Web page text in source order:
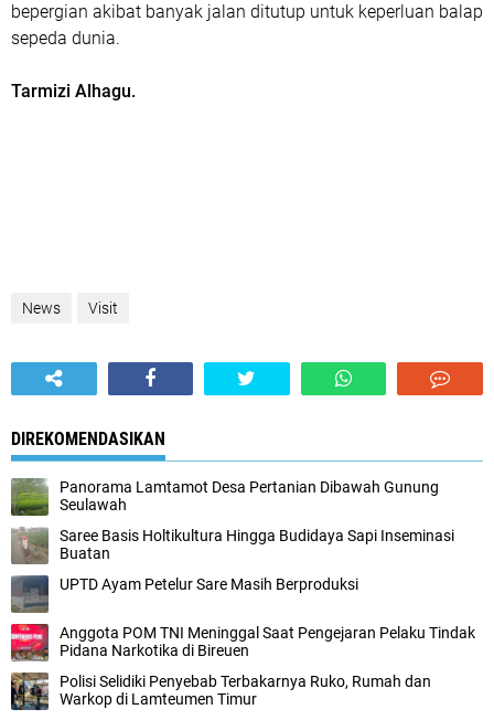
bepergian akibat banyak jalan ditutup untuk keperluan balap
sepeda dunia.
Tarmizi Alhagu.
News Visit
DIREKOMENDASIKAN
Panorama Lamtamot Desa Pertanian Dibawah Gunung
Seulawah
Saree Basis Holtikultura Hingga Budidaya Sapi Inseminasi
Buatan
UPTD Ayam Petelur Sare Masih Berproduksi
Anggota POM TNI Meninggal Saat Pengejaran Pelaku Tindak
Pidana Narkotika di Bireuen
Polisi Selidiki Penyebab Terbakarnya Ruko, Rumah dan
Warkop di Lamteumen Timur